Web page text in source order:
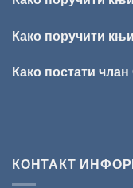
Како поручити
Како постати
КОНТАКТ